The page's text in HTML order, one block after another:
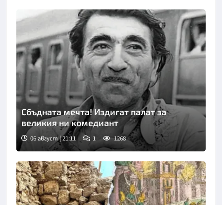
Сбъдната мечта! Издигат палат за
великия ни комедиант
06 август | 21:11 1 1268